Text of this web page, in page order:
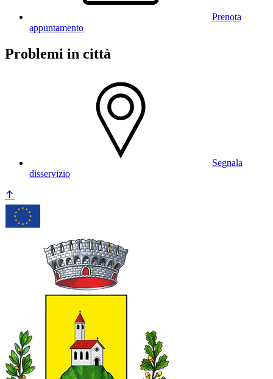
Prenota
appuntamento
Problemi in città
Segnala
disservizio